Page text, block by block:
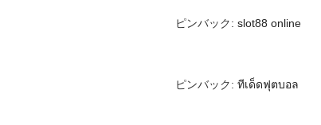
ピンバック: slot88 online
ピンバック: ทีเด็ดฟุตบอล